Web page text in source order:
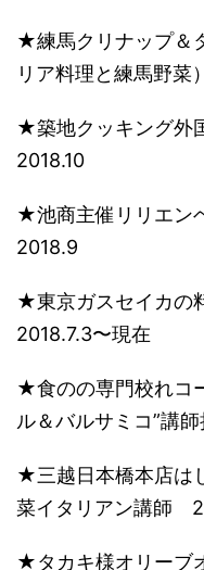
​★練馬クリナップ＆
リア料理と練馬野菜
​★築地クッキング外
2018.10
​★池商主催リリエン
2018.9
​★東京ガスセイカ
2018.7.3〜現在
★食のの専門校れコ
ル＆バルサミコ”講
★三越日本橋本店は
菜イタリアン講師
★タカキ様オリーブ